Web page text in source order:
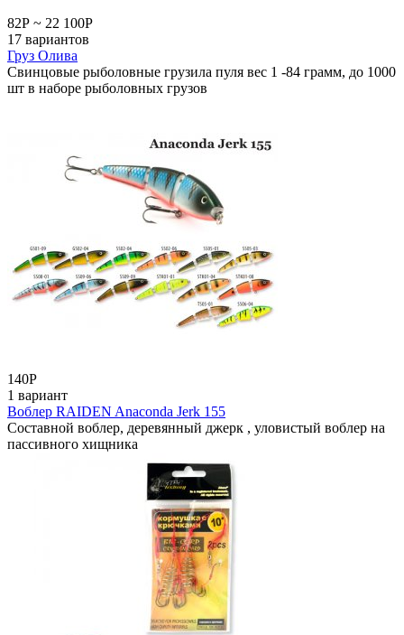
82Р ~ 22 100Р
17 вариантов
Груз Олива
Свинцовые рыболовные грузила пуля вес 1 -84 грамм, до 1000
шт в наборе рыболовных грузов
140Р
1 вариант
Воблер RAIDEN Anaconda Jerk 155
Составной воблер, деревянный джерк , уловистый воблер на
пассивного хищника